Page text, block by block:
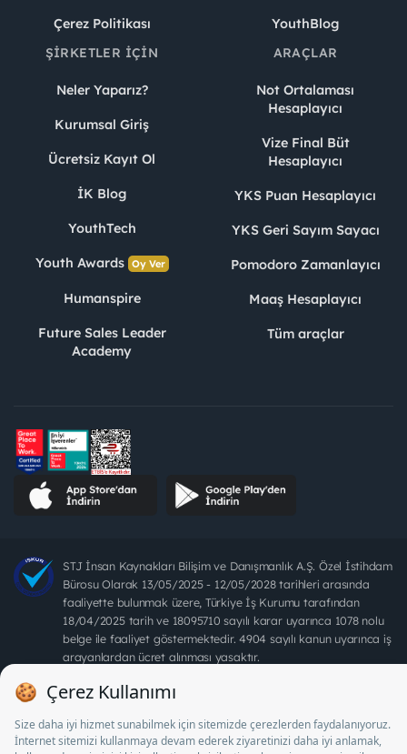
Çerez Politikası
YouthBlog
ŞIRKETLER İÇIN
Neler Yaparız?
Kurumsal Giriş
Ücretsiz Kayıt Ol
İK Blog
YouthTech
Youth Awards Oy Ver
Humanspire
Future Sales Leader
Academy
ARAÇLAR
Not Ortalaması
Hesaplayıcı
Vize Final Büt
Hesaplayıcı
YKS Puan Hesaplayıcı
YKS Geri Sayım Sayacı
Pomodoro Zamanlayıcı
Maaş Hesaplayıcı
Tüm araçlar
STJ İnsan Kaynakları Bilişim ve Danışmanlık A.Ş. Özel İstihdam
Bürosu Olarak 13/05/2025 - 12/05/2028 tarihleri arasında
faaliyette bulunmak üzere, Türkiye İş Kurumu tarafından
18/04/2025 tarih ve 18095710 sayılı karar uyarınca 1078 nolu
belge ile faaliyet göstermektedir. 4904 sayılı kanun uyarınca iş
arayanlardan ücret alınması yasaktır.